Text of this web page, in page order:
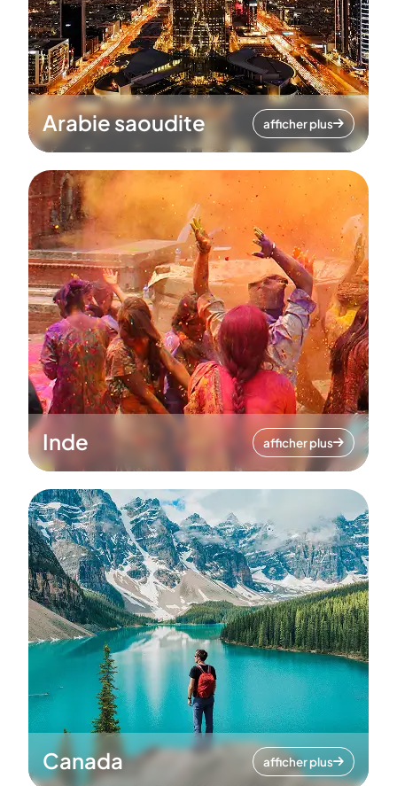
Arabie saoudite afficher plus
Inde afficher plus
Canada afficher plus